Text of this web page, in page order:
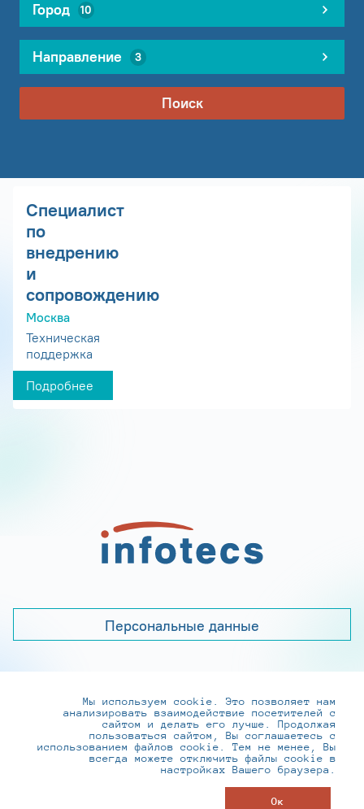
Город 10
Направление 3
Поиск
Специалист
по
внедрению
и
сопровождению
Москва
Техническая
поддержка
Подробнее
Персональные данные
+7 (495) 737-6192, 8-800-250-0-260
practice@infotecs.ru,hr@infotecs.ru
127273, г. Москва, Отрадная ул., 2Б строение 1
Мы используем cookie. Это позволяет нам
анализировать взаимодействие посетителей с
сайтом и делать его лучше. Продолжая
пользоваться сайтом, Вы соглашаетесь с
использованием файлов cookie. Тем не менее, Вы
всегда можете отключить файлы cookie в
настройках Вашего браузера.
Ок